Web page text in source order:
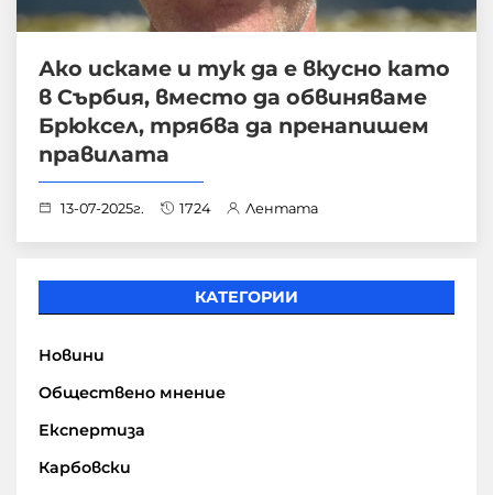
Ако искаме и тук да е вкусно като
в Сърбия, вместо да обвиняваме
Брюксел, трябва да пренапишем
правилата
13-07-2025г. 1724 Лентата
КАТЕГОРИИ
Новини
Обществено мнение
Експертиза
Карбовски